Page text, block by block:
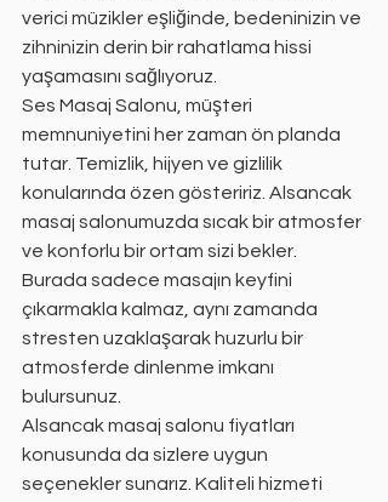
verici müzikler eşliğinde, bedeninizin ve
zihninizin derin bir rahatlama hissi
yaşamasını sağlıyoruz.
Ses Masaj Salonu, müşteri
memnuniyetini her zaman ön planda
tutar. Temizlik, hijyen ve gizlilik
konularında özen gösteririz. Alsancak
masaj salonumuzda sıcak bir atmosfer
ve konforlu bir ortam sizi bekler.
Burada sadece masajın keyfini
çıkarmakla kalmaz, aynı zamanda
stresten uzaklaşarak huzurlu bir
atmosferde dinlenme imkanı
bulursunuz.
Alsancak masaj salonu fiyatları
konusunda da sizlere uygun
seçenekler sunarız. Kaliteli hizmeti